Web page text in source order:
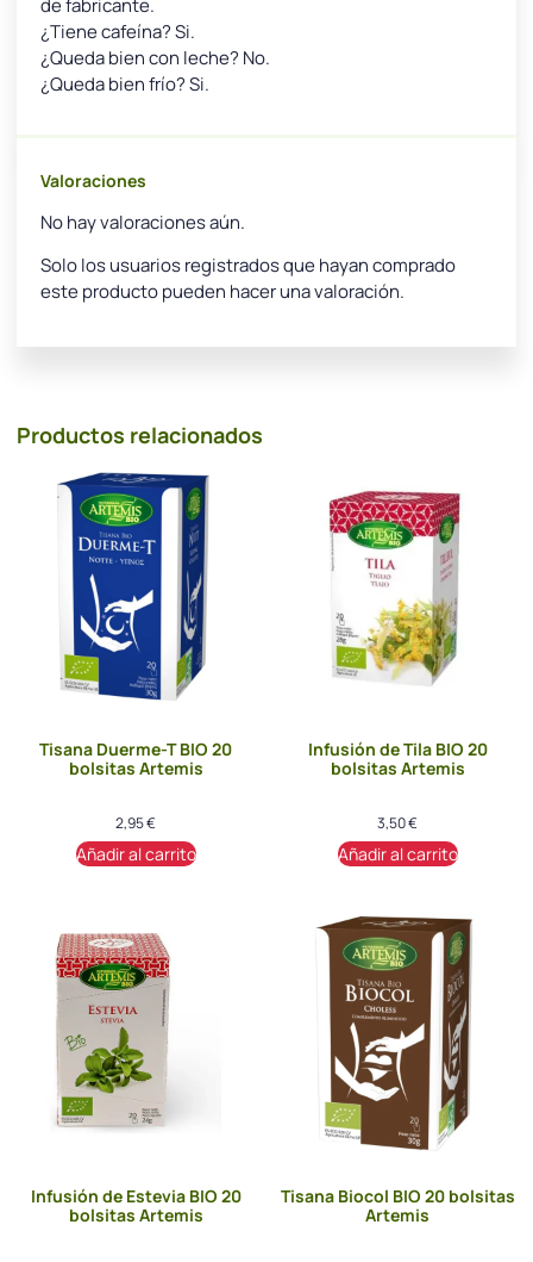
¿Tiene cafeína? Si.
¿Queda bien con leche? No.
¿Queda bien frío? Si.
Valoraciones
No hay valoraciones aún.
Solo los usuarios registrados que hayan comprado
este producto pueden hacer una valoración.
Productos relacionados
Tisana Duerme-T BIO 20
bolsitas Artemis
2,95€
Añadir al carrito
Infusión de Tila BIO 20
bolsitas Artemis
3,50€
Añadir al carrito
Infusión de Estevia BIO 20
bolsitas Artemis
Tisana Biocol BIO 20 bolsitas
Artemis